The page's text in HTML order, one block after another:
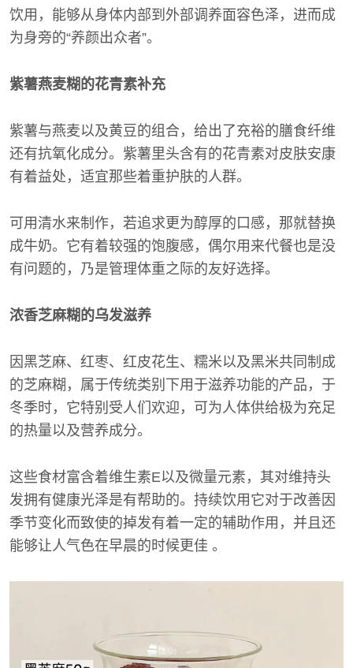
饮用，能够从身体内部到外部调养面容色泽，进而成
为身旁的“养颜出众者”。
紫薯燕麦糊的花青素补充
紫薯与燕麦以及黄豆的组合，给出了充裕的膳食纤维
还有抗氧化成分。紫薯里头含有的花青素对皮肤安康
有着益处，适宜那些着重护肤的人群。
可用清水来制作，若追求更为醇厚的口感，那就替换
成牛奶。它有着较强的饱腹感，偶尔用来代餐也是没
有问题的，乃是管理体重之际的友好选择。
浓香芝麻糊的乌发滋养
因黑芝麻、红枣、红皮花生、糯米以及黑米共同制成
的芝麻糊，属于传统类别下用于滋养功能的产品，于
冬季时，它特别受人们欢迎，可为人体供给极为充足
的热量以及营养成分。
这些食材富含着维生素E以及微量元素，其对维持头
发拥有健康光泽是有帮助的。持续饮用它对于改善因
季节变化而致使的掉发有着一定的辅助作用，并且还
能够让人气色在早晨的时候更佳 。